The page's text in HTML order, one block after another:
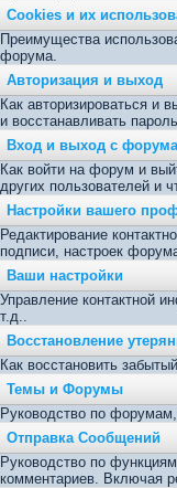
Cookies и их
Преимущества
форума.
Авторизация и выход
Как авторизироваться и
и восстанавливать
Вход и выход с форума
Как войти на форум и
других пользователей и
Настройки вашего
Редактирование
подписи, настроек
Ваши настройки
Управление контактной
т.д..
Восстановление
Как восстановить
Темы и Форумы
Руководство по
Отправка Сообщений
Руководство по
комментариев. Включая